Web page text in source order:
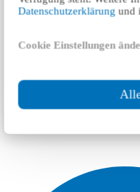
Datenschutzerklärung und
Cookie Einstellungen